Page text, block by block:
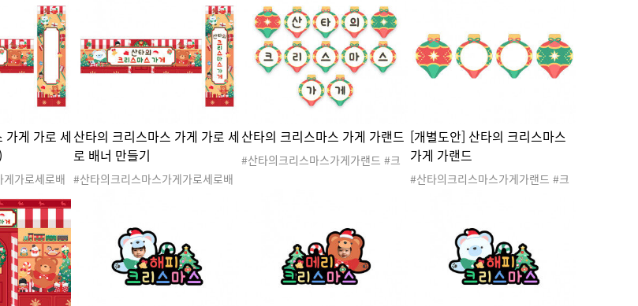
스마스선물가
#산타 #산타
#루돌프 #크
마스도안 #크
게 #크리스마
크리스마스선물 #크리스마스선물가
게 #크리스마스 #겨울 #산타 #산타
클로스 #산타할아버지 #루돌프 #크
리스마스놀이 #크리스마스도안 #크
리스마스활동 #선물가게 #크리스마
크리스마스선물 #크리스마스선물가
게 #크리스마스 #겨울 #산타 #산타
클로스 #산타할아버지 #루돌프 #크
리스마스놀이 #크리스마스도안 #크
리스마스활동 #선물가게 #크리스마
스가게메뉴판 #금액메뉴판
크리스마스놀이 #크리스마스도안 #
크리스마스활동 #선물가게 #가판대
#크리스마스가게가판대
가게 가로 세
가로세로배
물 #크리스마
스 #겨울 #산
할아버지 #루
#크리스마스
#선물가게 #
스마스배너
산타의 크리스마스 가게 가로 세
로 배너 만들기
#산타의크리스마스가게가로세로배
리스마스선물가게 #크리스마스 #겨
울 #산타 #산타클로스 #산타할아버
지 #루돌프 #크리스마스놀이 #크리
스마스도안 #크리스마스활동 #선물
가게 #배너 #크리스마스배너
산타의 크리스마스 가게 가랜드
#산타의크리스마스가게가랜드 #크
크리스마스놀이 #크리스마스도안 #
크리스마스활동 #선물가게 #가랜드
#크리스마스가랜드 #환경구성 #크
리스마스환경구성
[개별도안] 산타의 크리스마스
가게 가랜드
#산타의크리스마스가게가랜드 #크
가게 #크리스마스 #겨울 #산타 #산
타클로스 #산타할아버지 #루돌프 #
크리스마스놀이 #크리스마스도안 #
크리스마스활동 #선물가게 #개별도
안 #문구없음 #가랜드 #크리스마스